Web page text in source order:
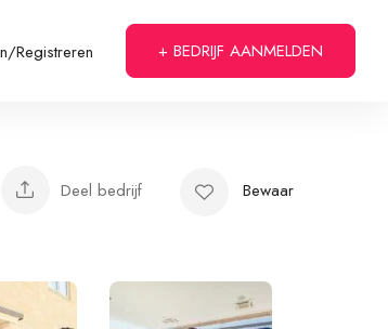
Registreren + BEDRIJF AANMELDEN
Deel bedrijf Bewaar